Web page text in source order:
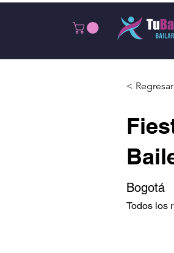
< Regresar
Bogotá
Todos los